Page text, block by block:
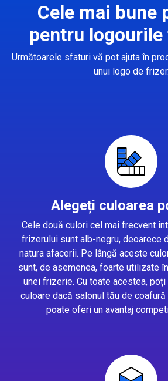
Cele mai bune
pentru
Următoarele sfaturi vă pot ajuta în
unui logo de frizer.
Alegeți culoarea
Cele două culori cel mai frecvent
frizerului sunt alb-negru, deoarece
natura afacerii. Pe lângă aceste
sunt, de asemenea, foarte utilizate
unei frizerie. Cu toate acestea,
culoare dacă salonul tău de
poate oferi un avantaj